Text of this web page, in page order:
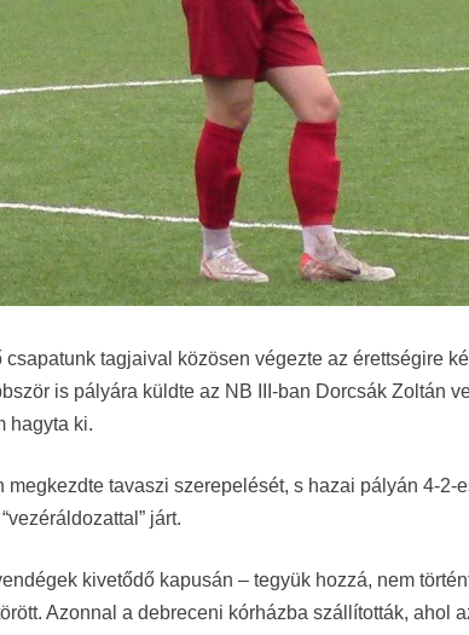
tagjaival közösen végezte az érettségire
is pályára küldte az NB III-ban Dorcsák Zoltán
hagyta ki.
tavaszi szerepelését, s hazai pályán 4-2-
járt.
kivetődő kapusán – tegyük hozzá, nem
Azonnal a debreceni kórházba szállították, ahol